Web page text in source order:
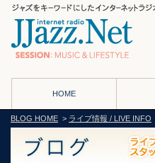
HOME
BLOG HOME > ライブ情報 / LIVE INFO